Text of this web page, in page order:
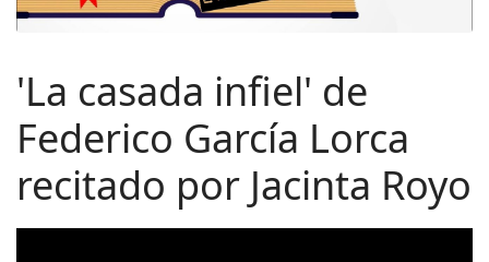
'La casada infiel' de
Federico García Lorca
recitado por Jacinta Royo